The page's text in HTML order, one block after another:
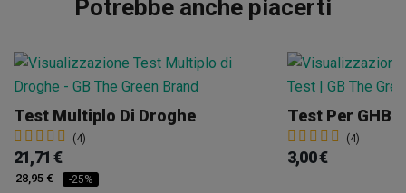
Potrebbe anche piacerti
Test Multiplo Di Droghe
(4)
21,71 €
28,95 € -25%
Test Per GHB
(4)
3,00 €